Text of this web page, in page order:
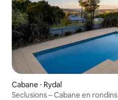
Cabane ⋅ Rydal
Seclusions – Cabane en rondins